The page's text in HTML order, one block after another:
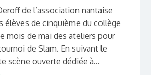
de l’association nantaise
élèves de cinquième du collège
mois de mai des ateliers pour
de Slam. En suivant le
scène ouverte dédiée à...